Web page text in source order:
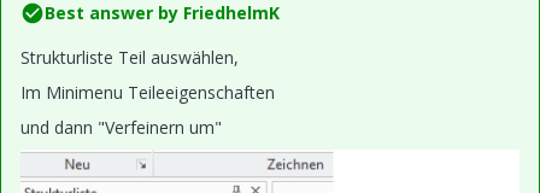
Best answer by FriedhelmK
Strukturliste Teil auswählen,
Im Minimenu Teileeigenschaften
und dann "Verfeinern um"